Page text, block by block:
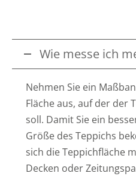
Wie messe ich
Nehmen Sie ein
Fläche aus, auf der der
soll. Damit Sie ein
Größe des Teppichs
sich die Teppichfläche
Decken oder